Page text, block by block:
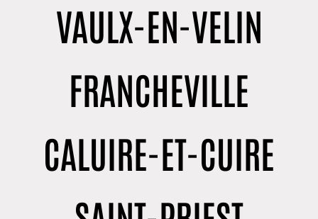
VAULX-EN-VELIN
FRANCHEVILLE
CALUIRE-ET-CUIRE